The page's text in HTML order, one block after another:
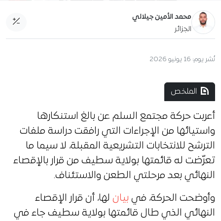
محمد الأمين جيلالي
الجزائر
نُشر يوم: 16 يونيو 2026
الملخص
أعربت حركة مجتمع السلم عن بالغ استنكارها
واستيائها من الإجراءات التي رافقت دراسة ملفات
الترشح للانتخابات التشريعية المقبلة، لا سيما ما
تعرّضت له قائمتها بولاية سطيف من قرار بالإقصاء
النهائي بعد مرحلتي الطعن والاستئناف.
وأوضحت الحركة، في بيان لها، أن قرار الإقصاء
النهائي الذي طال قائمتها بولاية سطيف جاء في